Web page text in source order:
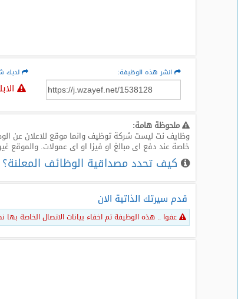
انشر هذه الوظيفة: لديك
ملحوظة هامة:
وظايف نت ليست شركة توظيف وانما موقع للاعلان عن
خاصة عند دفع اى مبالغ او فيزا او اى عمولات. والموقع
كيف تحدد مصداقية الوظائف المعلنة؟
قدم سيرتك الذاتية الان
عفوا .. هذه الوظيفة تم اخفاء بيانات الاتصال الخاصة بها نظرا لمرور اكثر من 30 يوم منذ